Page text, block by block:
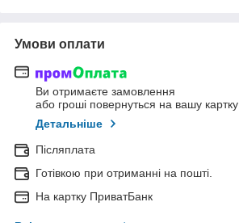
Умови оплати
Ви отримаєте замовлення
або гроші повернуться на вашу картку
Детальніше
Післяплата
Готівкою при отриманні на пошті.
На картку ПриватБанк